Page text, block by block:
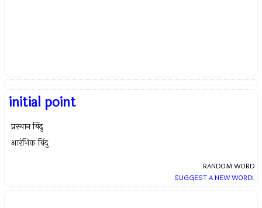
initial point
प्रस्थान बिंदु
आरंभिक बिंदु
RANDOM WORD
SUGGEST A NEW WORD!